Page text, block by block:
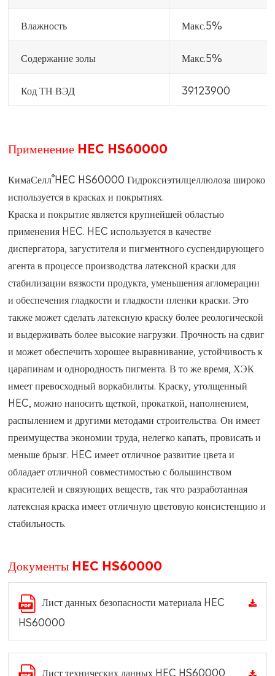
Влажность Макс.5%
Содержание золы Макс.5%
Код ТН ВЭД 39123900
Применение HEC HS60000
КимаСелл®HEC HS60000 Гидроксиэтилцеллюлоза широко
используется в красках и покрытиях.
Краска и покрытие является крупнейшей областью
применения HEC. HEC используется в качестве
диспергатора, загустителя и пигментного суспендирующего
агента в процессе производства латексной краски для
стабилизации вязкости продукта, уменьшения агломерации
и обеспечения гладкости и гладкости пленки краски. Это
также может сделать латексную краску более реологической
и выдерживать более высокие нагрузки. Прочность на сдвиг
и может обеспечить хорошее выравнивание, устойчивость к
царапинам и однородность пигмента. В то же время, ХЭК
имеет превосходный воркабилиты. Краску, утолщенный
HEC, можно наносить щеткой, прокаткой, наполнением,
распылением и другими методами строительства. Он имеет
преимущества экономии труда, нелегко капать, провисать и
меньше брызг. HEC имеет отличное развитие цвета и
обладает отличной совместимостью с большинством
красителей и связующих веществ, так что разработанная
латексная краска имеет отличную цветовую консистенцию и
стабильность.
Документы HEC HS60000
Лист данных безопасности материала HEC
HS60000
Лист технических данных HEC HS60000